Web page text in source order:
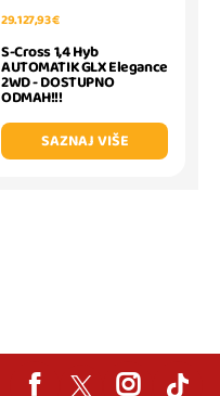
29.127,93 €
S-Cross 1,4 Hyb
AUTOMATIK GLX Elegance
2WD - DOSTUPNO
ODMAH!!!
SAZNAJ VIŠE